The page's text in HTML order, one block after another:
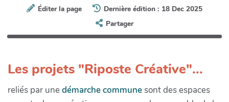
Éditer la page
Dernière édition : 18 Dec 2025
Partager